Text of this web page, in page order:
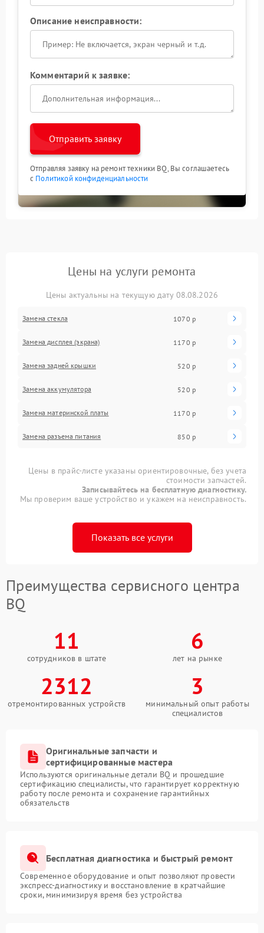
Описание неисправности:
Комментарий к заявке:
Отправить заявку
Отправляя заявку на ремонт техники BQ, Вы соглашаетесь
с Политикой конфиденциальности
Цены на услуги ремонта
Цены актуальны на текущую дату 08.08.2026
Замена стекла 1070 р
Замена дисплея (экрана) 1170 р
Замена задней крышки 520 р
Замена аккумулятора 520 р
Замена материнской платы 1170 р
Замена разъема питания 850 р
Цены в прайс-листе указаны ориентировочные, без учета
стоимости запчастей.
Записывайтесь на бесплатную диагностику.
Мы проверим ваше устройство и укажем на неисправность.
Показать все услуги
Преимущества сервисного центра
BQ
11
сотрудников в штате
6
лет на рынке
2312
отремонтированных устройств
3
минимальный опыт работы
специалистов
Оригинальные запчасти и
сертифицированные мастера
Используются оригинальные детали BQ и прошедшие
сертификацию специалисты, что гарантирует корректную
работу после ремонта и сохранение гарантийных
обязательств
Бесплатная диагностика и быстрый ремонт
Современное оборудование и опыт позволяют провести
экспресс-диагностику и восстановление в кратчайшие
сроки, минимизируя время без устройства